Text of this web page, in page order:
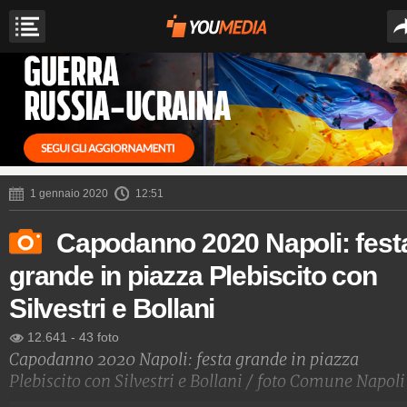
1 gennaio 2020 12:51
Capodanno 2020 Napoli:
grande in piazza Plebiscito con
Silvestri e Bollani
12.641 - 43 foto
Capodanno 2020 Napoli: festa grande in piazza
Plebiscito con Silvestri e Bollani / foto Comune Napoli